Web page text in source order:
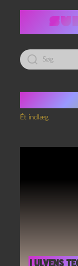
Led
efter:
Ét indlæg
I ulvens